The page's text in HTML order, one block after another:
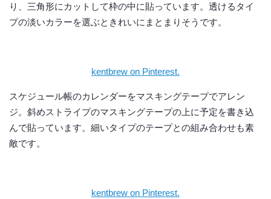
り、三角形にカットして枠の中に貼っています。透けるタイ
プの淡いカラーを選ぶときれいにまとまりそうです。
kentbrew on Pinterest.
スケジュール帳のカレンダーをマスキングテープでアレン
ジ。斜めストライプのマスキングテープの上に予定を書き込
んで貼っています。細いタイプのテープとの組み合わせも素
敵です。
kentbrew on Pinterest.